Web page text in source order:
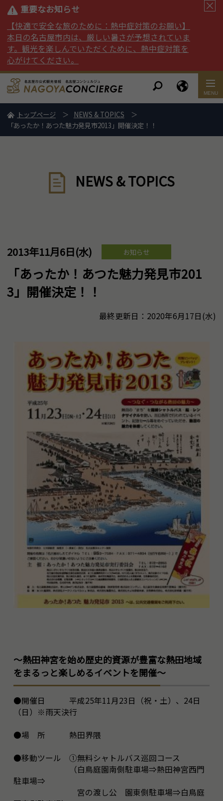
重要なお知らせ
【快適で安全な旅のために：熱中症対策のお願い】
本日の名古屋市内は、厳しい暑さが予想されていま
す。観光を楽しんでいただくために、熱中症対策を
心がけてください。
トップページ
NEWS & TOPICS
「あったか！あつた魅力発見市2013」開催決定！！
NEWS & TOPICS
2013年11月6日(水) お知らせ
「あったか！あつた魅力発見市201
3」開催決定！！
最終更新日：2020年6月17日(水)
～熱田神宮を始め歴史的資源が豊富な熱田地域
をまるっと楽しめるイベントを開催～
●開催日 平成25年11月23日（祝・土）、24日
（日）※雨天決行
●場 所 熱田界隈
●移動ツール ①無料シャトルバス巡回コース
（白鳥庭園南側駐車場⇒熱田神宮西門
駐車場⇒
宮の渡し公 園東側駐車場⇒白鳥庭